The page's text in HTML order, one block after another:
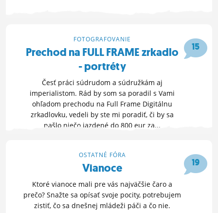
15
FOTOGRAFOVANIE
Prechod na FULL FRAME zrkadlo
- portréty
Česť práci súdrudom a súdružkám aj
imperialistom. Rád by som sa poradil s Vami
ohľadom prechodu na Full Frame Digitálnu
zrkadlovku, vedeli by ste mi poradiť, či by sa
našlo niečo jazdené do 800 eur za...
16. 11. 2014 18:54
19
OSTATNÉ FÓRA
Vianoce
Ktoré vianoce mali pre vás najväčšie čaro a
prečo? Snažte sa opísať svoje pocity, potrebujem
zistiť, čo sa dnešnej mládeži páči a čo nie.